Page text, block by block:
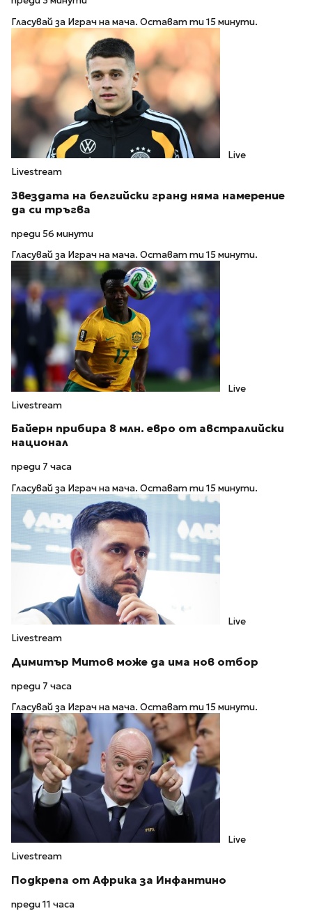
Гласувай за Играч на мача. Остават ти 15 минути.
Live
Livestream
Звездата на белгийски гранд няма намерение
да си тръгва
преди 56 минути
Гласувай за Играч на мача. Остават ти 15 минути.
Live
Livestream
Байерн прибира 8 млн. евро от австралийски
национал
преди 7 часа
Гласувай за Играч на мача. Остават ти 15 минути.
Live
Livestream
Димитър Митов може да има нов отбор
преди 7 часа
Гласувай за Играч на мача. Остават ти 15 минути.
Live
Livestream
Подкрепа от Африка за Инфантино
преди 11 часа